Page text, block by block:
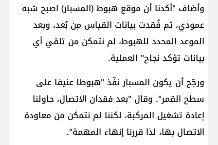
وأضاف "أكدنا أن موقع هبوط (المسبار) اصبح شبه
عمودي، ثم فُقدت بيانات القياس مِن بُعد، وبعد
الموعد المحدد للهبوط، لم نتمكن من تلقي أي
بيانات تؤكد نجاح" العملية.
ورجّح أن يكون المسبار نفّذ "هبوطا عنيفا على
سطح القمر". وقال "بعد فقدان الاتصال، حاولنا
إعادة تشغيل المركبة، لكننا لم نتمكن من معاودة
الاتصال بها، لذا قررنا إنهاء المهمة".